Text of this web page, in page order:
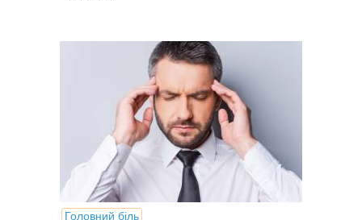
Головний біль